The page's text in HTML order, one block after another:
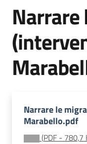
Documentazione
fenomeno
migratorio
Narrare le
Marabello.pdf
(PDF - 780,7